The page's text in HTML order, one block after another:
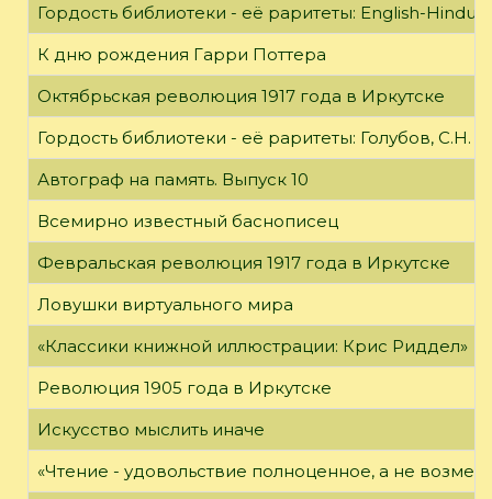
Гордость библиотеки - её раритеты: English-
К дню рождения Гарри Поттера
Октябрьская революция 1917 года в Иркутске
Гордость библиотеки - её раритеты: Голубов, С.Н.
Автограф на память. Выпуск 10
Всемирно известный баснописец
Февральская революция 1917 года в Иркутске
Ловушки виртуального мира
«Классики книжной иллюстрации: Крис Риддел»
Революция 1905 года в Иркутске
Искусство мыслить иначе
«Чтение - удовольствие полноценное, а не